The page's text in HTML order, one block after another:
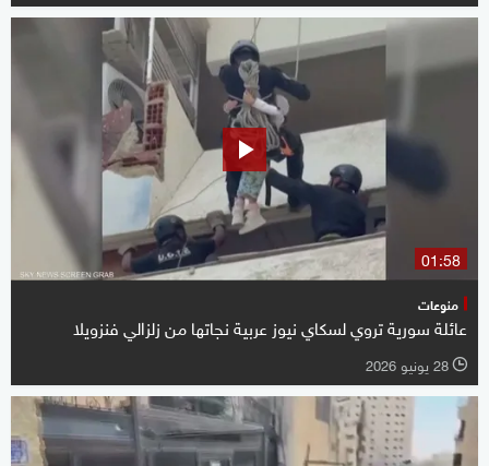
01:58
منوعات
عائلة سورية تروي لسكاي نيوز عربية نجاتها من زلزالي فنزويلا
l 28 يونيو 2026